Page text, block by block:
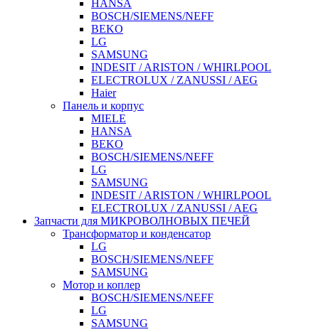
HANSA
BOSCH/SIEMENS/NEFF
BEKO
LG
SAMSUNG
INDESIT / ARISTON / WHIRLPOOL
ELECTROLUX / ZANUSSI / AEG
Haier
Панель и корпус
MIELE
HANSA
BEKO
BOSCH/SIEMENS/NEFF
LG
SAMSUNG
INDESIT / ARISTON / WHIRLPOOL
ELECTROLUX / ZANUSSI / AEG
Запчасти для МИКРОВОЛНОВЫХ ПЕЧЕЙ
Трансформатор и конденсатор
LG
BOSCH/SIEMENS/NEFF
SAMSUNG
Мотор и коплер
BOSCH/SIEMENS/NEFF
LG
SAMSUNG